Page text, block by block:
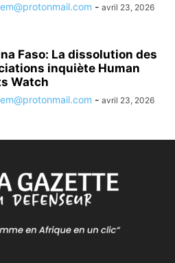
- avril 23, 2026
Faso: La dissolution des
inquiète Human
Watch
- avril 23, 2026